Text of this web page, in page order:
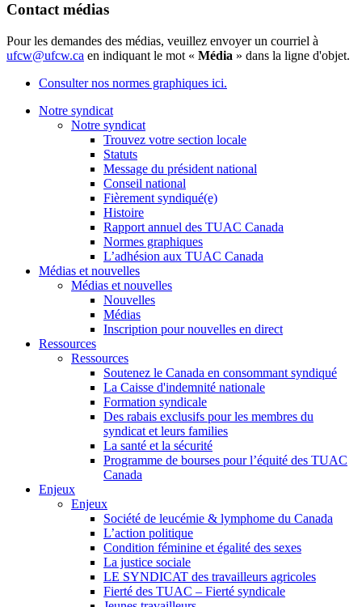
Contact médias
Pour les demandes des médias, veuillez envoyer un courriel à
ufcw@ufcw.ca en indiquant le mot « Média » dans la ligne d'objet.
Consulter nos normes graphiques ici.
Notre syndicat
Notre syndicat
Trouvez votre section locale
Statuts
Message du président national
Conseil national
Fièrement syndiqué(e)
Histoire
Rapport annuel des TUAC Canada
Normes graphiques
L’adhésion aux TUAC Canada
Médias et nouvelles
Médias et nouvelles
Nouvelles
Médias
Inscription pour nouvelles en direct
Ressources
Ressources
Soutenez le Canada en consommant syndiqué
La Caisse d'indemnité nationale
Formation syndicale
Des rabais exclusifs pour les membres du
syndicat et leurs families
La santé et la sécurité
Programme de bourses pour l’équité des TUAC
Canada
Enjeux
Enjeux
Société de leucémie & lymphome du Canada
L’action politique
Condition féminine et égalité des sexes
La justice sociale
LE SYNDICAT des travailleurs agricoles
Fierté des TUAC – Fierté syndicale